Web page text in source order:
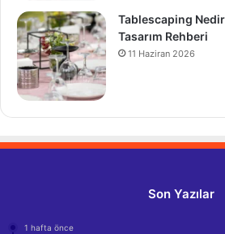
Tablescaping
Tasarım Rehberi
11 Haziran 2026
Son Yazılar
1 hafta önce